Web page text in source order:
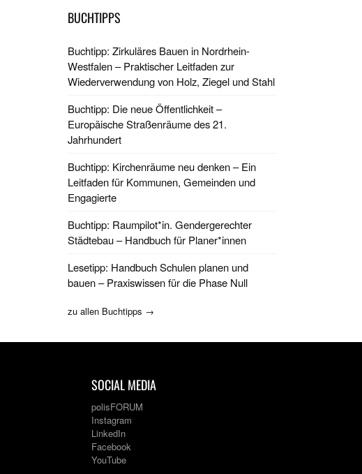
BUCHTIPPS
Buchtipp: Zirkuläres Bauen in Nordrhein-
Westfalen – Praktischer Leitfaden zur
Wiederverwendung von Holz, Ziegel und Stahl
Buchtipp: Die neue Öffentlichkeit –
Europäische Straßenräume des 21.
Jahrhundert
Buchtipp: Kirchenräume neu denken – Ein
Leitfaden für Kommunen, Gemeinden und
Engagierte
Buchtipp: Raumpilot*in. Gendergerechter
Städtebau – Handbuch für Planer*innen
Lesetipp: Handbuch Schulen planen und
bauen – Praxiswissen für die Phase Null
zu allen Buchtipps →
SOCIAL MEDIA
polisFORUM
Instagram
LinkedIn
Facebook
YouTube